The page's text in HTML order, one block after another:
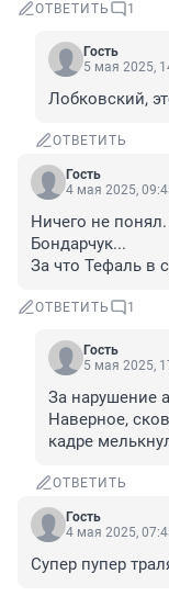
ОТВЕТИТЬ 1
Гость
5 мая 2025,
Лобковский,
ОТВЕТИТЬ
Гость
4 мая 2025,
Ничего не
Бондарчук...
За что Тефаль в
ОТВЕТИТЬ 1
Гость
5 мая 2025,
За нарушение
Наверное,
кадре
ОТВЕТИТЬ
Гость
4 мая 2025,
Супер пупер